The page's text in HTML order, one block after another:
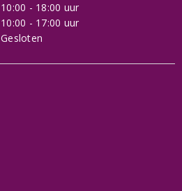
10:00 - 18:00 uur
10:00 - 17:00 uur
Gesloten